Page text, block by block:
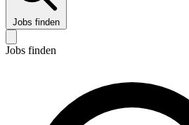
Jobs finden
Jobs finden